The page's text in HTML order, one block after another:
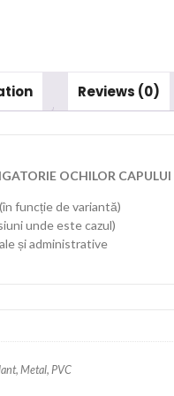
Reviews (0)
OCHILOR CAPULUI
funcție de variantă)
unde este cazul)
și administrative
Metal, PVC